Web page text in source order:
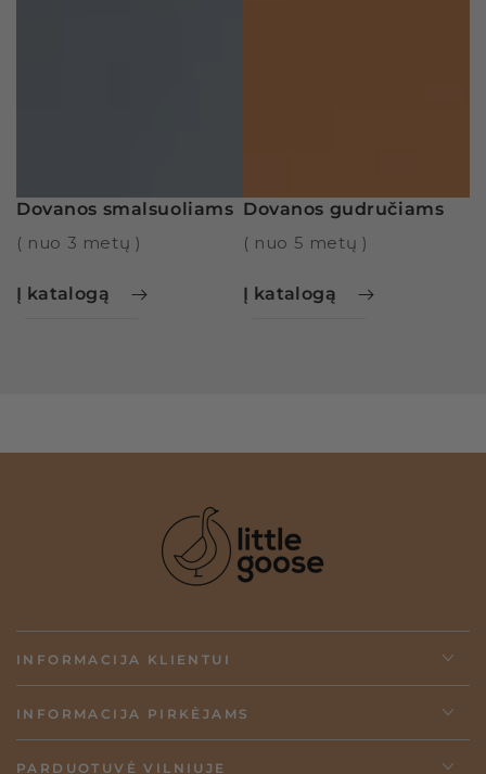
Dovanos smalsuoliams
( nuo 3 metų )
Į katalogą
Dovanos gudručiams
( nuo 5 metų )
Į katalogą
INFORMACIJA KLIENTUI
INFORMACIJA PIRKĖJAMS
PARDUOTUVĖ VILNIUJE